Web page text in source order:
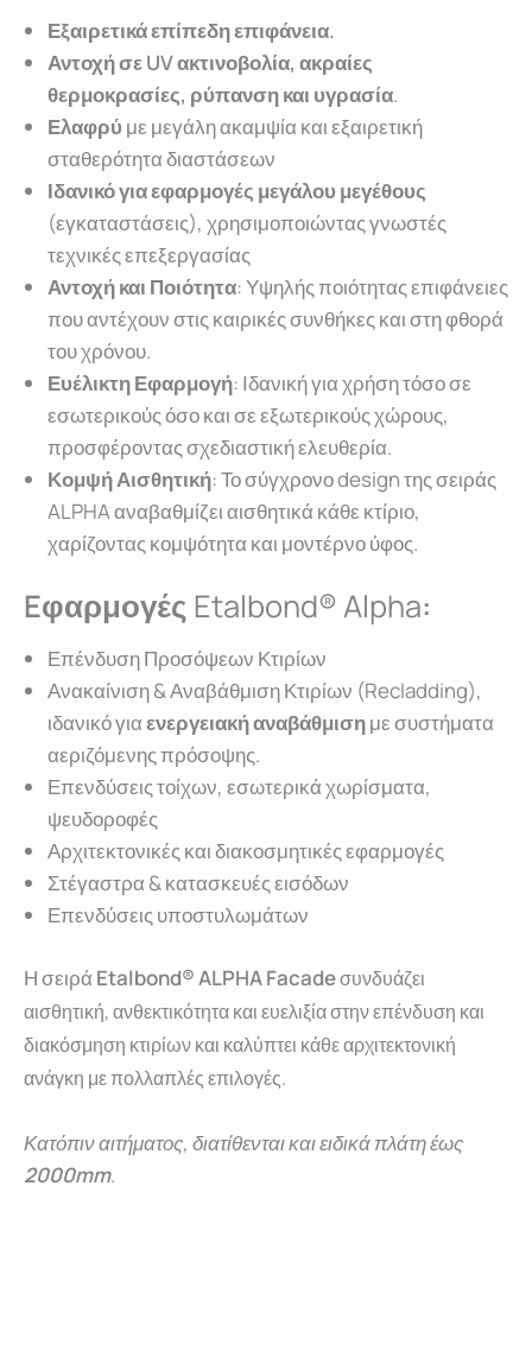
Εξαιρετικά επίπεδη επιφάνεια.
Αντοχή σε UV ακτινοβολία, ακραίες
θερμοκρασίες, ρύπανση και υγρασία.
Ελαφρύ με μεγάλη ακαμψία και εξαιρετική
σταθερότητα διαστάσεων
Ιδανικό για εφαρμογές μεγάλου μεγέθους
(εγκαταστάσεις), χρησιμοποιώντας γνωστές
τεχνικές επεξεργασίας
Αντοχή και Ποιότητα: Υψηλής ποιότητας επιφάνειες
που αντέχουν στις καιρικές συνθήκες και στη φθορά
του χρόνου.
Ευέλικτη Εφαρμογή: Ιδανική για χρήση τόσο σε
εσωτερικούς όσο και σε εξωτερικούς χώρους,
προσφέροντας σχεδιαστική ελευθερία.
Κομψή Αισθητική: Το σύγχρονο design της σειράς
ALPHA αναβαθμίζει αισθητικά κάθε κτίριο,
χαρίζοντας κομψότητα και μοντέρνο ύφος.
Eφαρμογές Etalbond® Alpha:
Επένδυση Προσόψεων Κτιρίων
Ανακαίνιση & Αναβάθμιση Κτιρίων (Recladding),
ιδανικό γιαενεργειακή αναβάθμισημε συστήματα
αεριζόμενης πρόσοψης.
Επενδύσεις τοίχων, εσωτερικά χωρίσματα,
ψευδοροφές
Αρχιτεκτονικές και διακοσμητικές εφαρμογές
Στέγαστρα & κατασκευές εισόδων
Επενδύσεις υποστυλωμάτων
Η σειρά Etalbond®ALPHA Facadeσυνδυάζει
αισθητική, ανθεκτικότητα και ευελιξία στην επένδυση και
διακόσμηση κτιρίων και καλύπτει κάθε αρχιτεκτονική
ανάγκη με πολλαπλές επιλογές.
Κατόπιν αιτήματος, διατίθενται και ειδικά πλάτη έως
2000mm.